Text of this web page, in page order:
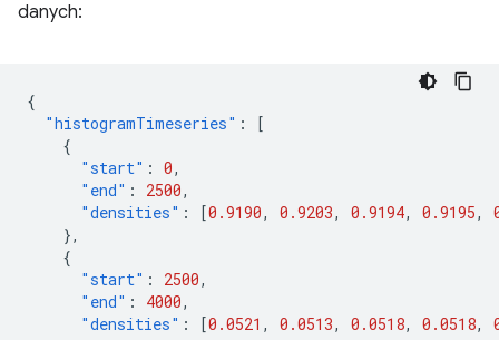
danych:
{
"histogramTimeseries" :
[
{
"start" : 0,
"end" : 2500,
"densities" : [0.9190, 0.9203, 0.9194, 0.9195,
},
{
"start" : 2500,
"end" : 4000,
"densities" : [0.0521 , 0.0513, 0.0518, 0.0518,